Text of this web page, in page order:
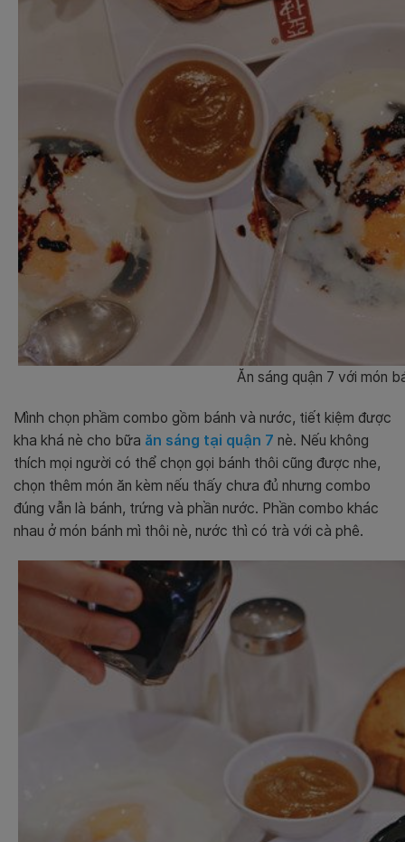
Ăn sáng quận 7 với món
Mình chọn phầm combo gồm bánh và nước, tiết kiệm được
kha khá nè cho bữa ăn sáng tại quận 7 nè. Nếu không
thích mọi người có thể chọn gọi bánh thôi cũng được nhe,
chọn thêm món ăn kèm nếu thấy chưa đủ nhưng combo
đúng vẫn là bánh, trứng và phần nước. Phần combo khác
nhau ở món bánh mì thôi nè, nước thì có trà với cà phê.